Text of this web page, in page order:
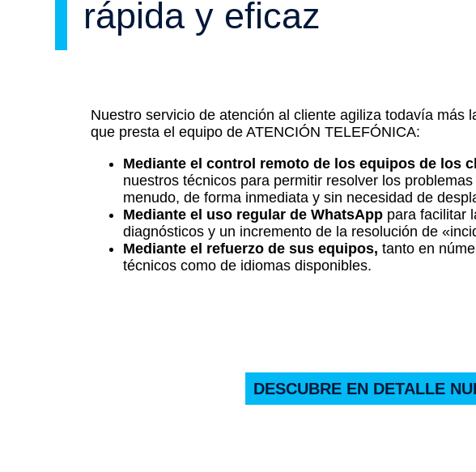
rápida y eficaz
Nuestro servicio de atención al cliente agiliza todavía más
que presta el equipo de ATENCIÓN TELEFÓNICA:
Mediante el control remoto de los equipos de los
nuestros técnicos para permitir resolver los
menudo, de forma inmediata y sin necesidad de
Mediante el uso regular de WhatsApp para facilitar
diagnósticos y un incremento de la resolución de
Mediante el refuerzo de sus equipos, tanto en
técnicos como de idiomas disponibles.
DESCUBRE EN DETALLE